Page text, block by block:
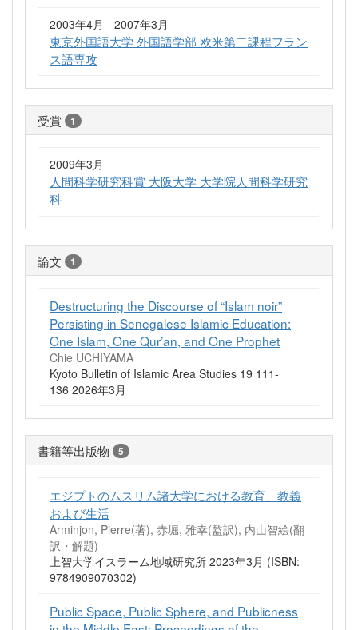
2003年4月 - 2007年3月
東京外国語大学 外国語学部 欧米第二課程フラン
ス語専攻
受賞 1
2009年3月
人間科学研究科賞 大阪大学 大学院人間科学研究
科
論文 1
Destructuring the Discourse of “Islam noir”
Persisting in Senegalese Islamic Education:
One Islam, One Qur’an, and One Prophet
Chie UCHIYAMA
Kyoto Bulletin of Islamic Area Studies 19 111-
136 2026年3月
書籍等出版物 5
エジプトのムスリム諸大学における教育、教義
および生活
Arminjon, Pierre(著), 赤堀, 雅幸(監訳), 内山智絵(翻
訳・解題)
上智大学イスラーム地域研究所 2023年3月 (ISBN:
9784909070302)
Public Space, Public Sphere, and Publicness